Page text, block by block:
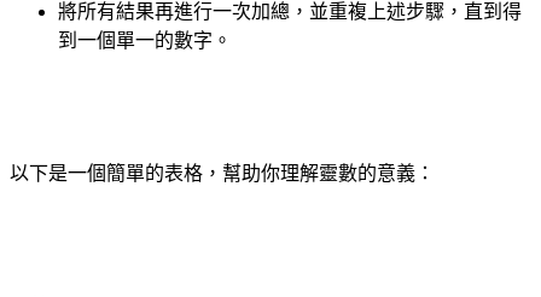
將所有結果再進行一次加總，並重複上述步驟，直到得
到一個單一的數字。
以下是一個簡單的表格，幫助你理解靈數的意義：